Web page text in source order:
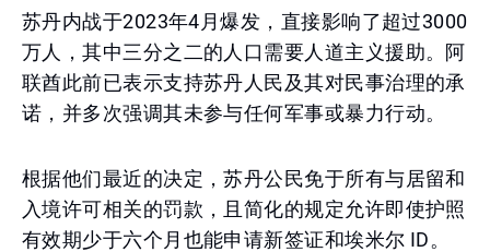
苏丹内战于2023年4月爆发，直接影响了超过3000
万人，其中三分之二的人口需要人道主义援助。阿
联酋此前已表示支持苏丹人民及其对民事治理的承
诺，并多次强调其未参与任何军事或暴力行动。
根据他们最近的决定，苏丹公民免于所有与居留和
入境许可相关的罚款，且简化的规定允许即使护照
有效期少于六个月也能申请新签证和埃米尔 ID。